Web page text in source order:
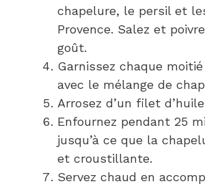
chapelure, le persil et
Provence. Salez et
goût.
Garnissez chaque
avec le mélange de
Arrosez d’un filet d’huile
Enfournez pendant 25
jusqu’à ce que la
et croustillante.
Servez chaud en